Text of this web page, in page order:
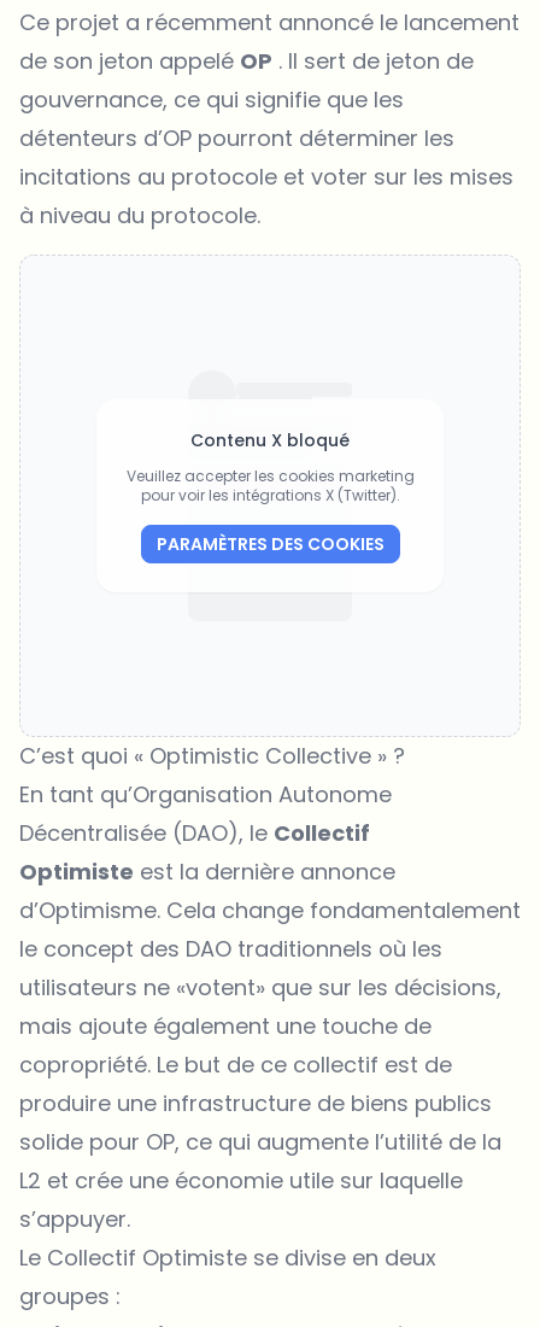
Ce projet a récemment annoncé le lancement
de son jeton appelé OP . Il sert de jeton de
gouvernance, ce qui signifie que les
détenteurs d’OP pourront déterminer les
incitations au protocole et voter sur les mises
à niveau du protocole.
Contenu X bloqué
Veuillez accepter les cookies marketing
pour voir les intégrations X (Twitter).
PARAMÈTRES DES COOKIES
C’est quoi « Optimistic Collective » ?
En tant qu’Organisation Autonome
Décentralisée (DAO), le Collectif
Optimiste est la dernière annonce
d’Optimisme. Cela change fondamentalement
le concept des DAO traditionnels où les
utilisateurs ne «votent» que sur les décisions,
mais ajoute également une touche de
copropriété. Le but de ce collectif est de
produire une infrastructure de biens publics
solide pour OP, ce qui augmente l’utilité de la
L2 et crée une économie utile sur laquelle
s’appuyer.
Le Collectif Optimiste se divise en deux
groupes :